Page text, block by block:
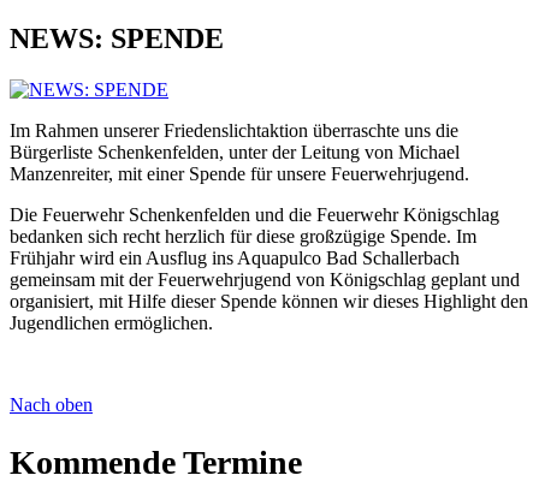
NEWS: SPENDE
Im Rahmen unserer Friedenslichtaktion überraschte uns die
Bürgerliste Schenkenfelden, unter der Leitung von Michael
Manzenreiter, mit einer Spende für unsere Feuerwehrjugend.
Die Feuerwehr Schenkenfelden und die Feuerwehr Königschlag
bedanken sich recht herzlich für diese großzügige Spende. Im
Frühjahr wird ein Ausflug ins Aquapulco Bad Schallerbach
gemeinsam mit der Feuerwehrjugend von Königschlag geplant und
organisiert, mit Hilfe dieser Spende können wir dieses Highlight den
Jugendlichen ermöglichen.
Nach oben
Kommende Termine